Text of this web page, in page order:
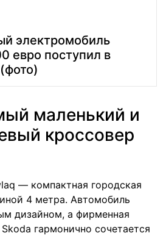
электромобиль
евро поступил в
маленький и
кроссовер
— компактная городская
4 метра. Автомобиль
дизайном, а фирменная
гармонично сочетается